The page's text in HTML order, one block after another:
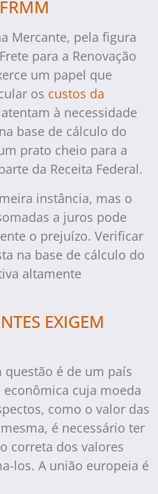
Mercante, pela figura
para a Renovação
um papel que
os custos da
à necessidade
base de cálculo do
prato cheio para a
da Receita Federal.
instância, mas o
a juros pode
o prejuízo. Verificar
na base de cálculo do
altamente
EXIGEM
é de um país
cuja moeda
como o valor das
é necessário ter
correta dos valores
los. A união europeia é